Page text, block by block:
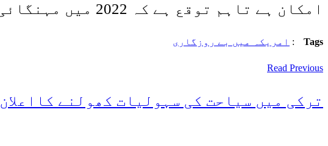
امکان ہے تاہم توقع ہے کہ 2022 میں مہنگائی 1.7 فیصد تک آ جائے گی۔
Tags
: امریکہ میں بے روزگاری
Read Previous
ترکی میں سیاحت کی سہولیات کھولنے کااعلان